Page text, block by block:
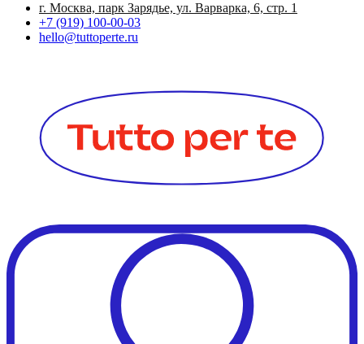
г. Москва, парк Зарядье, ул. Варварка, 6, стр. 1
+7 (919) 100-00-03
hello@tuttoperte.ru